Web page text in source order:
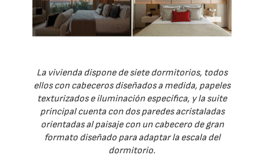
La vivienda dispone de siete dormitorios, todos
ellos con cabeceros diseñados a medida, papeles
texturizados e iluminación específica, y la suite
principal cuenta con dos paredes acristaladas
orientadas al paisaje con un cabecero de gran
formato diseñado para adaptar la escala del
dormitorio.